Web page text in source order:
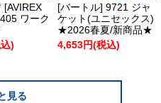
[AVIREX
ワーク
)
[バートル] 9721 ジャ
ケット(ユニセックス)
★2026春夏/新商品★
4,653円(税込)
見る